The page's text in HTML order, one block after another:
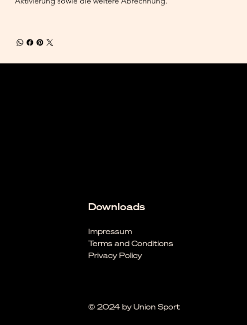
Downloads
Impressum
Terms and Conditions
Privacy Policy
© 2024 by Union Sport